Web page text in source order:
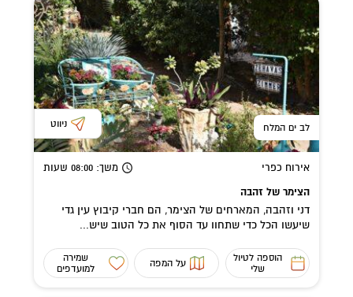
לב ים המלח ניווט
אירוח כפרי משך: 08:00 שעות
הצימר של זהבה
דני וזהבה, המארחים של הצימר, הם חברי קיבוץ עין גדי
שיעשו הכל כדי שתחוו עד הסוף את כל הטוב שיש...
הוספה לטיול
שלי
על המפה
שמירה
למועדפים